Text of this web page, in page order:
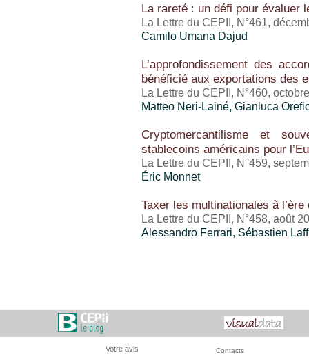
La rareté : un défi pour évaluer
La Lettre du CEPII, N°461,
Camilo Umana Dajud
L’approfondissement des
bénéficié aux exportations des
La Lettre du CEPII, N°460,
Matteo Neri-Lainé, Gianluca
Cryptomercantilisme et
stablecoins américains pour
La Lettre du CEPII, N°459,
Éric Monnet
Taxer les multinationales à
La Lettre du CEPII, N°458, août
Alessandro Ferrari, Sébastien
Votre avis Contacts